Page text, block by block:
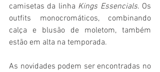
camisetas da linha Kings Essencials. Os
outfits monocromáticos, combinando
calça e blusão de moletom, também
estão em alta na temporada.
As novidades podem ser encontradas no